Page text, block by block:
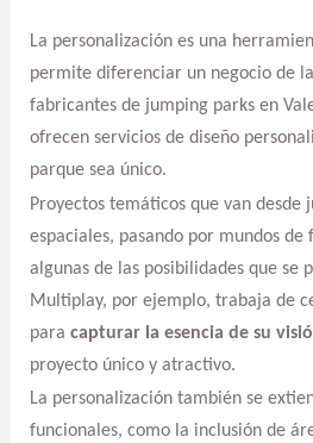
La personalización es una
permite diferenciar un negocio de
fabricantes de jumping parks en
ofrecen servicios de diseño
parque sea único.
Proyectos temáticos que van desde
espaciales, pasando por mundos de
algunas de las posibilidades que se
Multiplay, por ejemplo, trabaja de
para capturar la esencia de su
proyecto único y atractivo.
La personalización también se
funcionales, como la inclusión de